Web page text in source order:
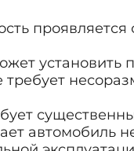
проявляется
установить
требует
автомобиль